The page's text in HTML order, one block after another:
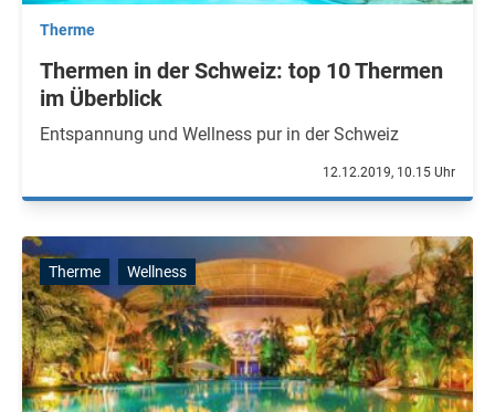
Therme
Thermen in der Schweiz: top 10 Thermen
im Überblick
Entspannung und Wellness pur in der Schweiz
12.12.2019, 10.15 Uhr
Therme Wellness